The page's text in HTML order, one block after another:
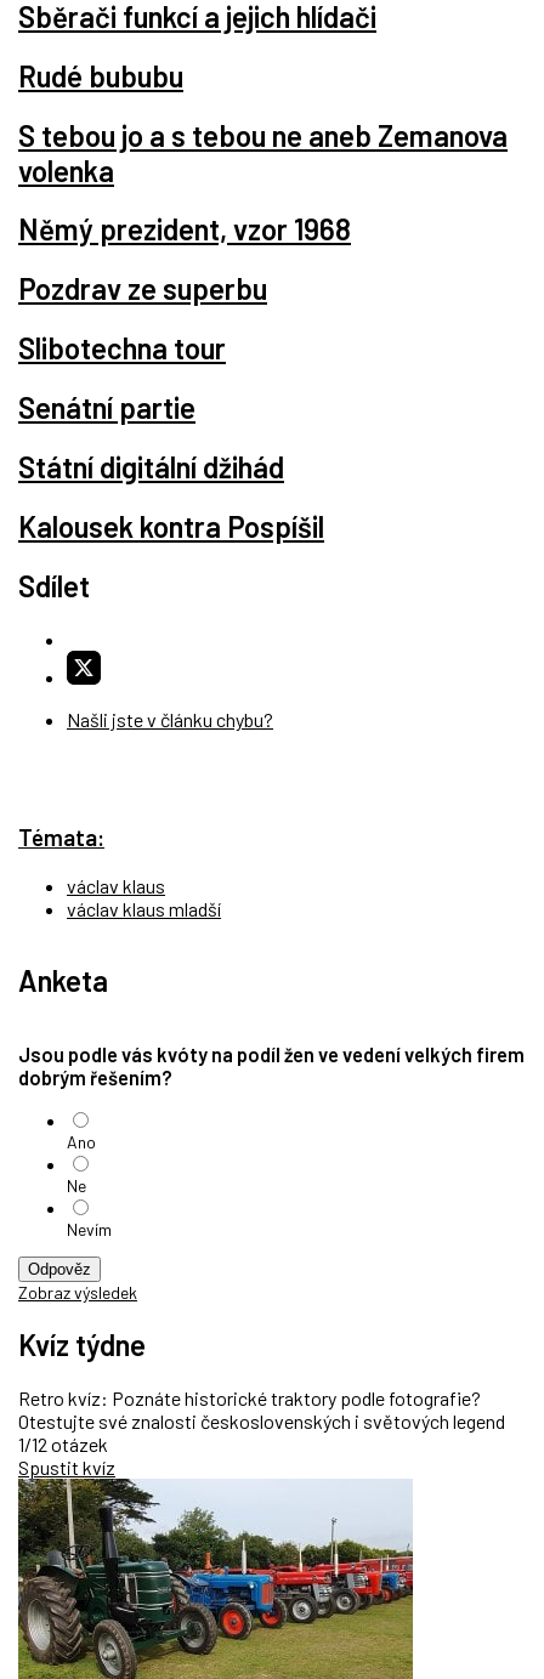
Sběrači funkcí a jejich hlídači
Rudé bububu
S tebou jo a s tebou ne aneb Zemanova
volenka
Němý prezident, vzor 1968
Pozdrav ze superbu
Slibotechna tour
Senátní partie
Státní digitální džihád
Kalousek kontra Pospíšil
Sdílet
Našli jste v článku chybu?
Témata:
václav klaus
václav klaus mladší
Anketa
Jsou podle vás kvóty na podíl žen ve vedení velkých firem
dobrým řešením?
Ano
Ne
Nevím
Odpověz
Zobraz výsledek
Kvíz týdne
Retro kvíz: Poznáte historické traktory podle fotografie?
Otestujte své znalosti československých i světových legend
1/12 otázek
Spustit kvíz